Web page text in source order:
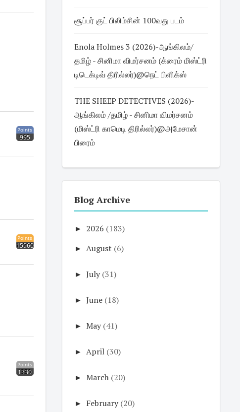
Points
995
Points
15960
Points
1330
சூப்பர் குட் பிலிம்சின் 100வது படம்
Enola Holmes 3 (2026)-ஆங்கிலம்/
தமிழ் - சினிமா விமர்சனம் (க்ரைம் மிஸ்ட்ரி
டிடெக்டிவ் திரில்லர்)@நெட் பிளிக்ஸ்
THE SHEEP DETECTIVES (2026)-
ஆங்கிலம் /தமிழ் - சினிமா விமர்சனம்
(மிஸ்ட்ரி காமெடி திரில்லர்)@அமேசான்
பிரைம்
Blog Archive
► 2026 (183)
► August (6)
► July (31)
► June (18)
► May (41)
► April (30)
► March (20)
► February (20)